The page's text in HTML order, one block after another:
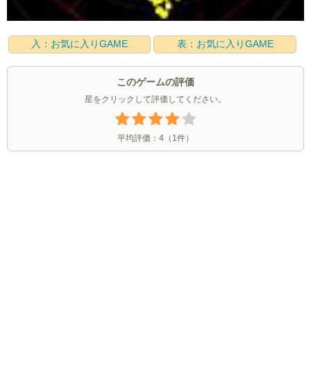
入：お気に入りGAME 表：お気に入りGAME
このゲームの評価
星をクリックして評価してください。
平均評価： 4 （ 1件）